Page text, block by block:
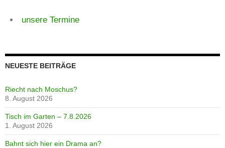
unsere Termine
NEUESTE BEITRÄGE
Riecht nach Moschus?
8. August 2026
Tisch im Garten – 7.8.2026
1. August 2026
Bahnt sich hier ein Drama an?